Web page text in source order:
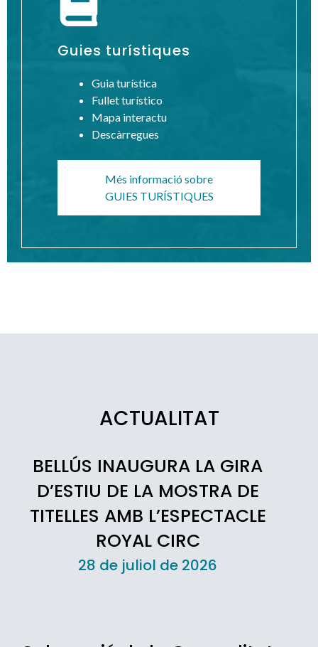
Guies turístiques
Guia turística
Fullet turístico
Mapa interactu
Descàrregues
Més informació sobre
GUIES TURÍSTIQUES
ACTUALITAT
BELLÚS INAUGURA LA GIRA
D’ESTIU DE LA MOSTRA DE
TITELLES AMB L’ESPECTACLE
ROYAL CIRC
28 de juliol de 2026